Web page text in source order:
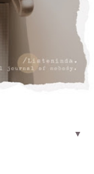
▼